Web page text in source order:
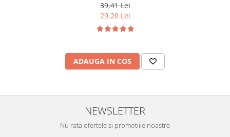
39,41 Lei
29,20 Lei
ADAUGA IN COS
NEWSLETTER
Nu rata ofertele si promotiile noastre